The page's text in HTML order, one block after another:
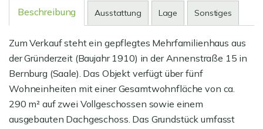
Beschreibung Ausstattung Lage Sonstiges
Zum Verkauf steht ein gepflegtes Mehrfamilienhaus aus
der Gründerzeit (Baujahr 1910) in der Annenstraße 15 in
Bernburg (Saale). Das Objekt verfügt über fünf
Wohneinheiten mit einer Gesamtwohnfläche von ca.
290 m² auf zwei Vollgeschossen sowie einem
ausgebauten Dachgeschoss. Das Grundstück umfasst